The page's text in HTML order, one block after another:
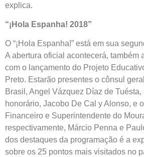
explica.
“¡Hola Espanha! 2018”
O “¡Hola Espanha!” está em sua
A abertura oficial acontecerá, também
com o lançamento do Projeto
Preto. Estarão presentes o cônsul
Brasil, Angel Vázquez Díaz de Tuésta,
honorário, Jacobo De Cal y Alonso, e
Financeiro e Superintendente do
respectivamente, Márcio Penna e
dos destaques da programação é a
sobre os 25 pontos mais visitados no